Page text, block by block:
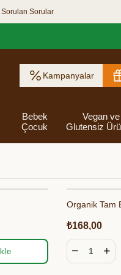
Sorulan Sorular
Kampanyalar
KartlarıGıdalar
Atıştırmalıklar
Helva & Tahin &
Pekmez
Bebek
Çocuk
Vegan ve
Glutensiz
Organik Tam
₺168,00